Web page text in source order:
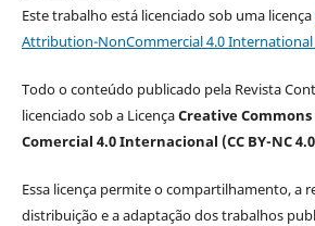
Este trabalho está licenciado sob uma licença
Attribution-NonCommercial 4.0 International
Todo o conteúdo publicado pela Revista
licenciado sob a LicençaCreative
Comercial 4.0 Internacional (CC BY-NC
Essa licença permite o compartilhamento, a
distribuição e a adaptação dos trabalhos